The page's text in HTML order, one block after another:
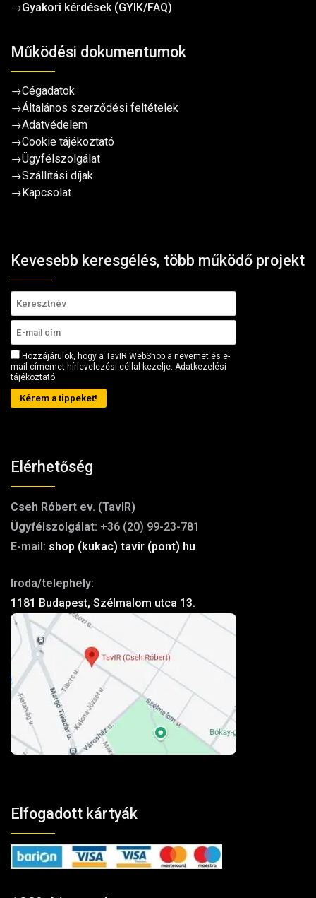
→Gyakori kérdések (GYIK/FAQ)
Működési dokumentumok
→Cégadatok
→Általános szerződési feltételek
→Adatvédelem
→Cookie tájékoztató
→Ügyfélszolgálat
→Szállítási díjak
→ Kapcsolat
Kevesebb keresgélés, több működő projekt
Hozzájárulok, hogy a TavIR WebShop a nevemet és e-
mail címemet hírlevelezési céllal kezelje. Adatkezelési
tájékoztató
Kérem a tippeket!
Elérhetőség
Cseh Róbert ev. (TavIR)
Ügyfélszolgálat: +36 (20) 99-23-781
E-mail: shop (kukac) tavir (pont) hu
Iroda/telephely:
1181 Budapest, Szélmalom utca 13.
Elfogadott kártyák